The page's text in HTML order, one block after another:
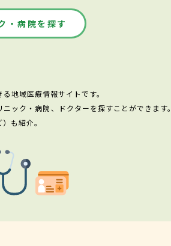
・病院を探す
地域医療情報サイトです。
ック・病院、ドクターを探すことができます。
も紹介。